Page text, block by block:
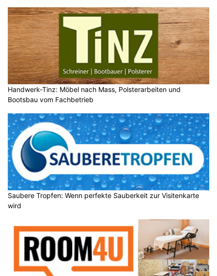
Handwerk-Tinz: Möbel nach Mass, Polsterarbeiten und
Bootsbau vom Fachbetrieb
Saubere Tropfen: Wenn perfekte Sauberkeit zur Visitenkarte
wird